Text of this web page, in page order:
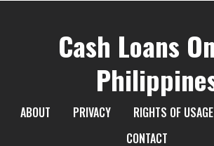
Cash Loans
ABOUT PRIVACY RIGHTS OF USAGE
CONTACT